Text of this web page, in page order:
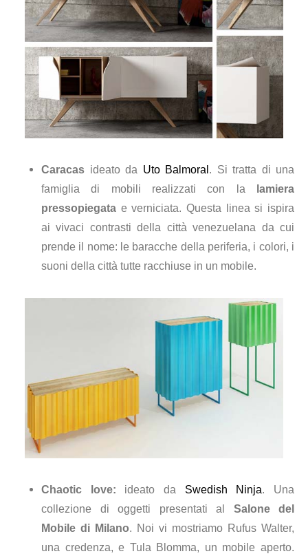
Caracas ideato da Uto Balmoral . Si tratta di una
famiglia di mobili realizzati con la
lamiera
pressopiegata e verniciata. Questa linea si ispira
ai vivaci contrasti della città venezuelana da cui
prende il nome: le baracche della periferia, i colori, i
suoni della città tutte racchiuse in un mobile.
Chaotic love: ideato da Swedish Ninja. Una
collezione di oggetti presentati al Salone del
Mobile di Milano. Noi vi mostriamo Rufus Walter,
una credenza, e Tula Blomma, un mobile aperto.